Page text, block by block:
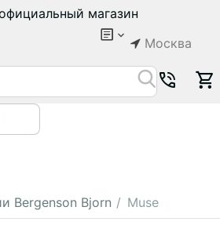
магазин
Москва
Bergenson Bjorn / Muse